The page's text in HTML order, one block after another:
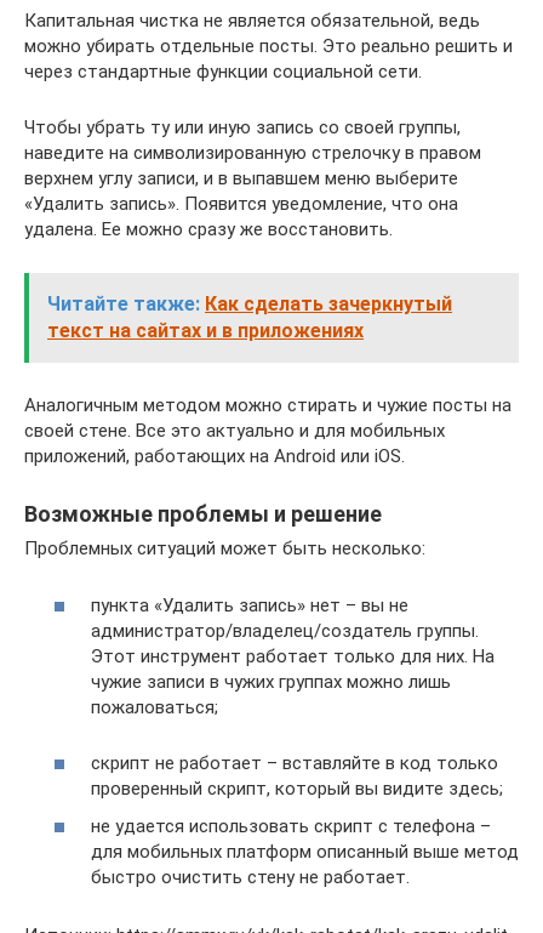
Капитальная чистка не является обязательной, ведь
можно убирать отдельные посты. Это реально решить и
через стандартные функции социальной сети.
Чтобы убрать ту или иную запись со своей группы,
наведите на символизированную стрелочку в правом
верхнем углу записи, и в выпавшем меню выберите
«Удалить запись». Появится уведомление, что она
удалена. Ее можно сразу же восстановить.
Читайте также: Как сделать зачеркнутый
текст на сайтах и в приложениях
Аналогичным методом можно стирать и чужие посты на
своей стене. Все это актуально и для мобильных
приложений, работающих на Android или iOS.
Возможные проблемы и решение
Проблемных ситуаций может быть несколько:
пункта «Удалить запись» нет – вы не
администратор/владелец/создатель группы.
Этот инструмент работает только для них. На
чужие записи в чужих группах можно лишь
пожаловаться;
скрипт не работает – вставляйте в код только
проверенный скрипт, который вы видите здесь;
не удается использовать скрипт с телефона –
для мобильных платформ описанный выше метод
быстро очистить стену не работает.